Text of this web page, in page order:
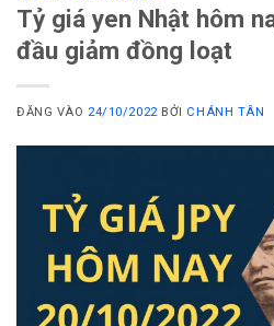
Tỷ giá yen Nhật hôm
đầu giảm đồng loạt
ĐĂNG VÀO 24/10/2022 BỞI CHÁNH TÂN